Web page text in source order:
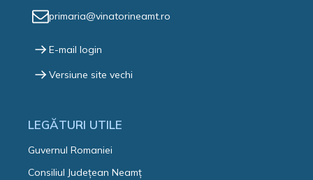
primaria@vinatorineamt.ro
E-mail login
Versiune site vechi
LEGĂTURI UTILE
Guvernul Romaniei
Consiliul Județean Neamț